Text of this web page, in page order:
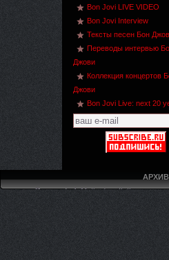
Bon Jovi LIVE VIDEO
Bon Jovi Interview
Тексты песен Бон
Переводы интервью
Джови
Коллекция концертов
Джови
Bon Jovi Live: next 20
Deprecated: Methods with the same